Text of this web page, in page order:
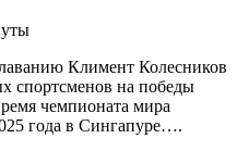
Климент Колесников
спортсменов на победы
чемпионата мира
года в Сингапуре….